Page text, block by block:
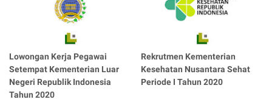
Lowongan Kerja Pegawai
Setempat Kementerian Luar
Negeri Republik Indonesia
Tahun 2020
Rekrutmen Kementerian
Kesehatan Nusantara Sehat
Periode I Tahun 2020